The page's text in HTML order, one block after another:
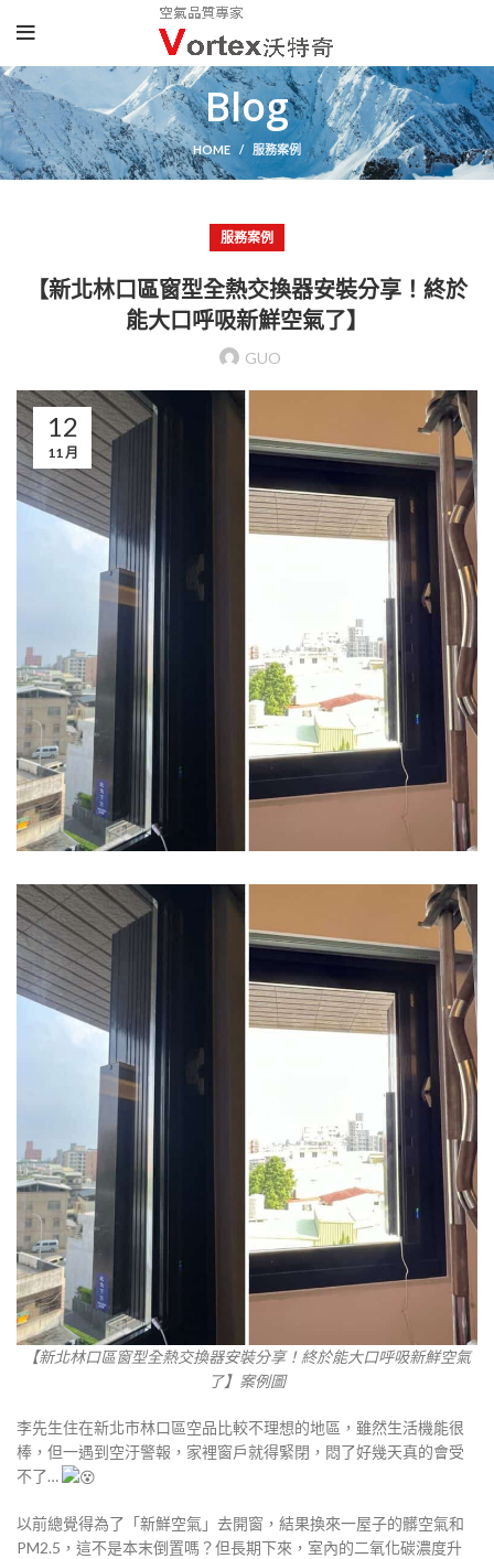
Blog
HOME 服務案例
服務案例
【新北林口區窗型全熱交換器安裝分享！終於
能大口呼吸新鮮空氣了】
GUO
12
11 月
【新北林口區窗型全熱交換器安裝分享！終於能大口呼吸新鮮空氣
了】案例圖
李先生住在新北市林口區空品比較不理想的地區，雖然生活機能很
棒，但一遇到空汙警報，家裡窗戶就得緊閉，悶了好幾天真的會受
不了…
以前總覺得為了「新鮮空氣」去開窗，結果換來一屋子的髒空氣和
PM2.5，這不是本末倒置嗎？但長期下來，室內的二氧化碳濃度升